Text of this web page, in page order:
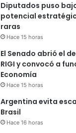
Diputados puso
potencial
raras
Hace 15 horas
El Senado abrió el
RIGI y convocó a
Economía
Hace 15 horas
Argentina evita
Brasil
Hace 16 horas